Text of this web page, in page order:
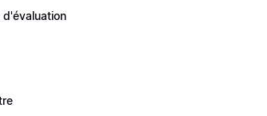
d'évaluation